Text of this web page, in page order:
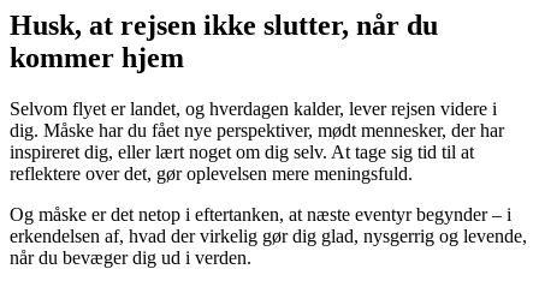
Husk, at rejsen ikke slutter, når du
kommer hjem
Selvom flyet er landet, og hverdagen kalder, lever rejsen videre i
dig. Måske har du fået nye perspektiver, mødt mennesker, der har
inspireret dig, eller lært noget om dig selv. At tage sig tid til at
reflektere over det, gør oplevelsen mere meningsfuld.
Og måske er det netop i eftertanken, at næste eventyr begynder – i
erkendelsen af, hvad der virkelig gør dig glad, nysgerrig og levende,
når du bevæger dig ud i verden.